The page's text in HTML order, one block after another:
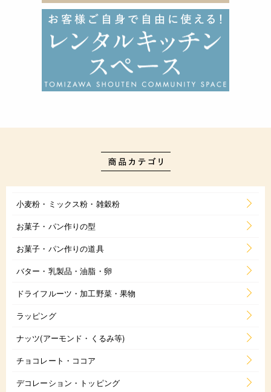
小麦粉・ミックス粉・雑穀粉
お菓子・パン作りの型
お菓子・パン作りの道具
バター・乳製品・油脂・卵
ドライフルーツ・加工野菜・果物
ラッピング
ナッツ(アーモンド・くるみ等)
チョコレート・ココア
デコレーション・トッピング